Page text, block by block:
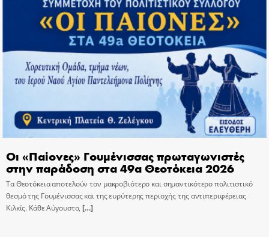
Οι «Παίονες» Γουμένισσας πρωταγωνιστές
στην παράδοση στα 49α Θεοτόκεια 2026
Τα Θεοτόκεια αποτελούν τον μακροβιότερο και σημαντικότερο πολιτιστικό
θεσμό της Γουμένισσας και της ευρύτερης περιοχής της αντιπεριφέρειας
Κιλκίς. Κάθε Αύγουστο, […]